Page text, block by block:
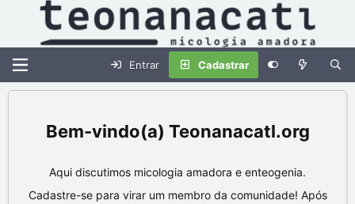
Entrar Cadastrar
Teonanacatl.org
Aqui discutimos micologia amadora e enteogenia.
Cadastre-se para virar um membro da comunidade! Após